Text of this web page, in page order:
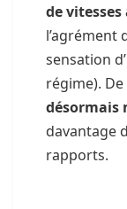
de vitesses
l’agrément
sensation
régime).
désormais
davantage
rapports.